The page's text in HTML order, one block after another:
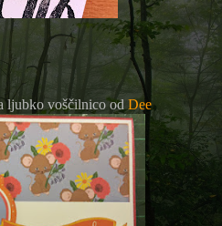
ljubko voščilnico od Dee